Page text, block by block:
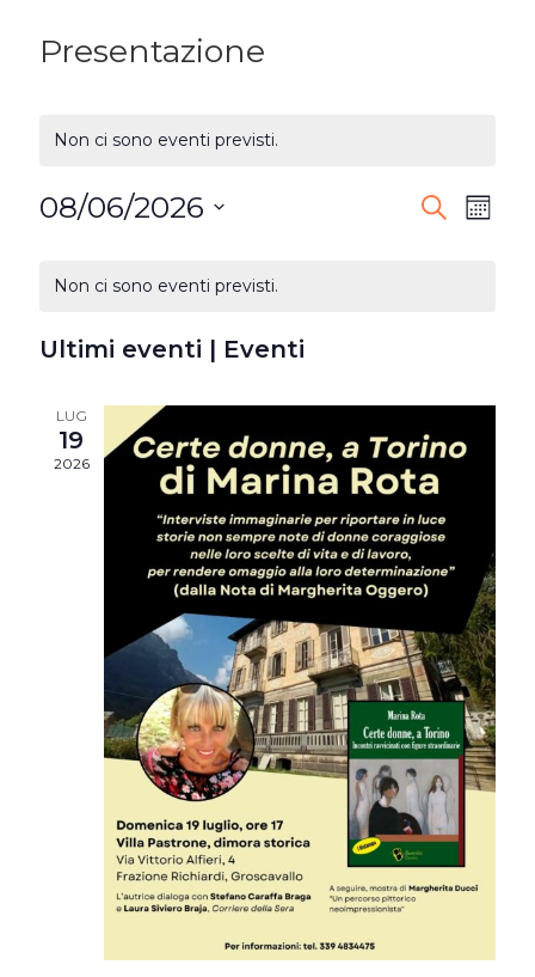
Presentazione
Non ci sono eventi previsti.
EVENTI
CercaMese
08/06/2026
laCALENDARIO
EVENTI
Non ci sono eventi previsti.
Ultimi eventi | Eventi
LUG
19
2026